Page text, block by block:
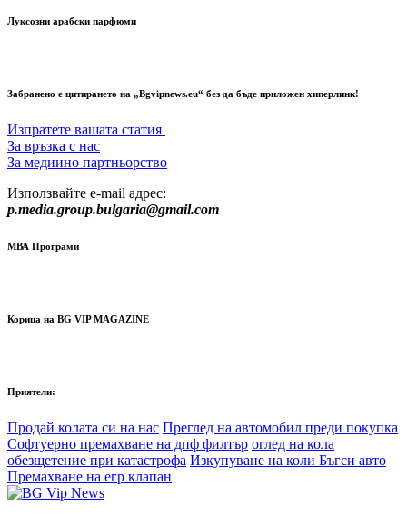
Луксозни арабски парфюми
Забранено е цитирането на „Bgvipnews.eu“ без да бъде приложен хиперлинк!
Изпратете вашата статия
За връзка с нас
За медиино партньорство
Използвайте e-mail адрес:
p.media.group.bulgaria@gmail.com
МВА Програми
Корица на BG VIP MAGAZINE
Приятели:
Продай колата си на нас Преглед на автомобил преди покупка
Софтуерно премахване на дпф филтър оглед на кола
обезщетение при катастрофа Изкупуване на коли Бъгси авто
Премахване на егр клапан